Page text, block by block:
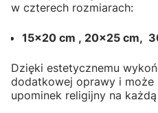
w czterech rozmiarach:
15x20 cm , 20x25 cm,
Dzięki estetycznemu
dodatkowej oprawy i może
upominek religijny na